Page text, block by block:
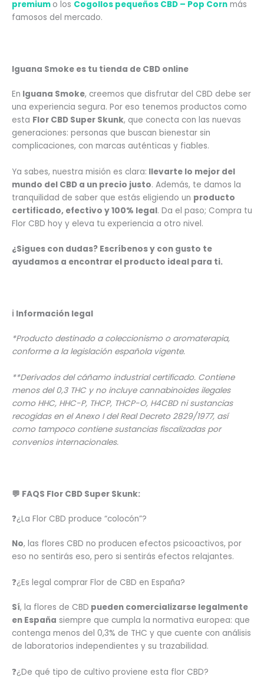
premium o los Cogollos pequeños CBD – Pop Corn más
famosos del mercado.
Iguana Smoke es tu tienda de CBD online
En Iguana Smoke, creemos que disfrutar del CBD debe ser
una experiencia segura. Por eso tenemos productos como
esta Flor CBD Super Skunk, que conecta con las nuevas
generaciones: personas que buscan bienestar sin
complicaciones, con marcas auténticas y fiables.
Ya sabes, nuestra misión es clara: llevarte lo mejor del
mundo del CBD a un precio justo. Además, te damos la
tranquilidad de saber que estás eligiendo un producto
certificado, efectivo y 100% legal. Da el paso; Compra tu
Flor CBD hoy y eleva tu experiencia a otro nivel.
¿Sigues con dudas? Escríbenos y con gusto te
ayudamos a encontrar el producto ideal para ti.
ℹ️ Información legal
*Producto destinado a coleccionismo o aromaterapia,
conforme a la legislación española vigente.
**Derivados del cáñamo industrial certificado. Contiene
menos del 0,3 THC y no incluye cannabinoides ilegales
como HHC, HHC-P, THCP, THCP-O, H4CBD ni sustancias
recogidas en el Anexo I del Real Decreto 2829/1977, así
como tampoco contiene sustancias fiscalizadas por
convenios internacionales.
💬 FAQS Flor CBD Super Skunk:
❓¿La Flor CBD produce “colocón”?
No, las flores CBD no producen efectos psicoactivos, por
eso no sentirás eso, pero si sentirás efectos relajantes.
❓¿Es legal comprar Flor de CBD en España?
Sí, la flores de CBD pueden comercializarse legalmente
en España siempre que cumpla la normativa europea: que
contenga menos del 0,3% de THC y que cuente con análisis
de laboratorios independientes y su trazabilidad.
❓¿De qué tipo de cultivo proviene esta flor CBD?